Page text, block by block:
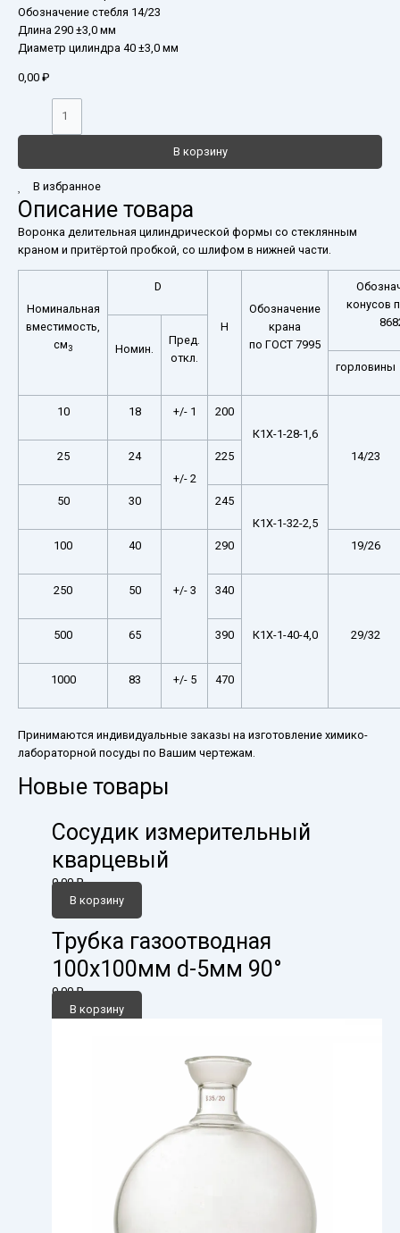
Обозначение стебля 14/23
Длина 290 ±3,0 мм
Диаметр цилиндра 40 ±3,0 мм
0,00 ₽
В корзину
В избранное
Описание товара
Воронка делительная цилиндрической формы со стеклянным
краном и притёртой пробкой, со шлифом в нижней части.
Номинальная
вместимость,
см3
D
H
Обозначение
крана
по ГОСТ 7995
конусов
Номин.
Пред.
откл.
горловины
10 18 +/- 1
200
К1Х-1-28-1,6
14/23
25
24
+/- 2
225
50 30
245
К1Х-1-32-2,5
100
40
+/- 3
290 19/26
250 50 340
К1Х-1-40-4,0 29/32
500 65 390
1000 83 +/- 5 470
Принимаются индивидуальные заказы на изготовление химико-
лабораторной посуды по Вашим чертежам.
Новые товары
Сосудик измерительный
кварцевый
0,00₽
В корзину
Трубка газоотводная
100х100мм d-5мм 90°
0,00₽
В корзину